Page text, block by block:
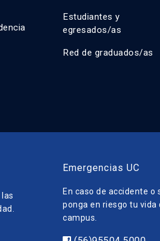
Estudiantes y
egresados/as
Red de graduados/as
Emergencias UC
En caso de accidente o
ponga en riesgo tu vida
campus.